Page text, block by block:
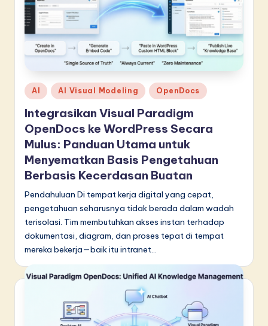
Posted
in
AI AI Visual Modeling OpenDocs
Integrasikan Visual Paradigm
OpenDocs ke WordPress Secara
Mulus: Panduan Utama untuk
Menyematkan Basis Pengetahuan
Berbasis Kecerdasan Buatan
Pendahuluan Di tempat kerja digital yang cepat,
pengetahuan seharusnya tidak berada dalam wadah
terisolasi. Tim membutuhkan akses instan terhadap
dokumentasi, diagram, dan proses tepat di tempat
mereka bekerja—baik itu intranet…